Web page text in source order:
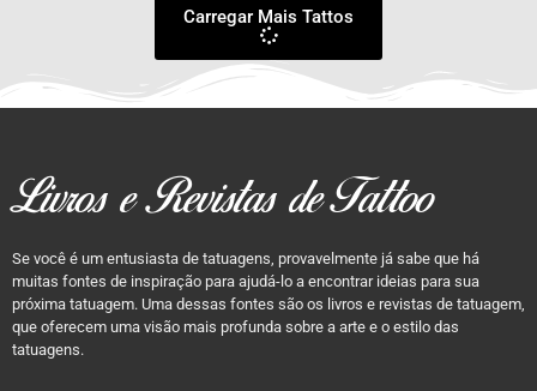
Carregar Mais Tattos
Livros e Revistas de Tattoo
Se você é um entusiasta de tatuagens, provavelmente já sabe que há
muitas fontes de inspiração para ajudá-lo a encontrar ideias para sua
próxima tatuagem. Uma dessas fontes são os livros e revistas de tatuagem,
que oferecem uma visão mais profunda sobre a arte e o estilo das
tatuagens.